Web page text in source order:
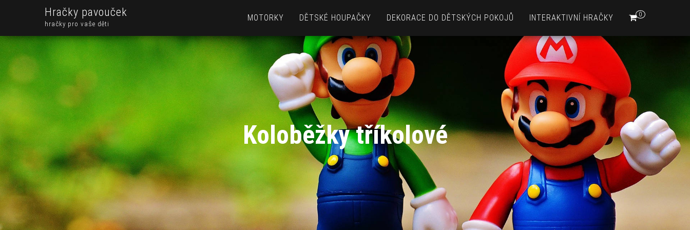
Hračky pavouček
hračky pro vaše děti
0
MOTORKY DĚTSKÉ HOUPAČKY DEKORACE DO DĚTSKÝCH POKOJŮ INTERAKTIVNÍ HRAČKY
Koloběžky tříkolové